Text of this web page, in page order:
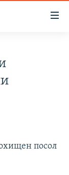
посол